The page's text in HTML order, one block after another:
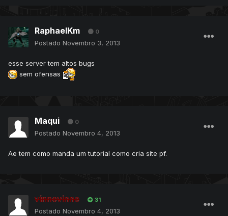
RaphaelKm 0
Postado Novembro 3, 2013
esse server tem altos bugs
sem ofensas
Maqui 0
Postado Novembro 4, 2013
Ae tem como manda um tutorial como cria site pf.
vinnevinne 31
Postado Novembro 4, 2013